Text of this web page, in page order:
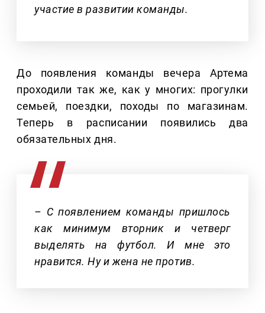
участие в развитии команды.
До появления команды вечера Артема
проходили так же, как у многих: прогулки
семьей, поездки, походы по магазинам.
Теперь в расписании появились два
обязательных дня.
– С появлением команды пришлось
как минимум вторник и четверг
выделять на футбол. И мне это
нравится. Ну и жена не против.